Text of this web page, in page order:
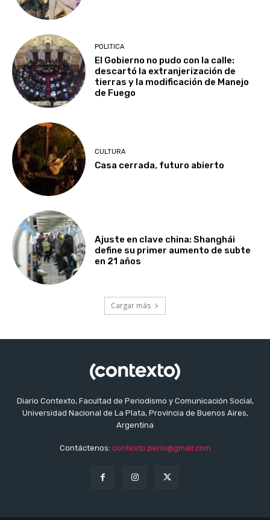
POLITICA
El Gobierno no pudo con la calle:
descartó la extranjerización de
tierras y la modificación de Manejo
de Fuego
CULTURA
Casa cerrada, futuro abierto
Ajuste en clave china: Shanghái
define su primer aumento de subte
en 21 años
Cargar más
Diario Contexto, Facultad de Periodismo y Comunicación Social,
Universidad Nacional de La Plata, Provincia de Buenos Aires,
Argentina
Contáctenos: contexto.perio@gmail.com